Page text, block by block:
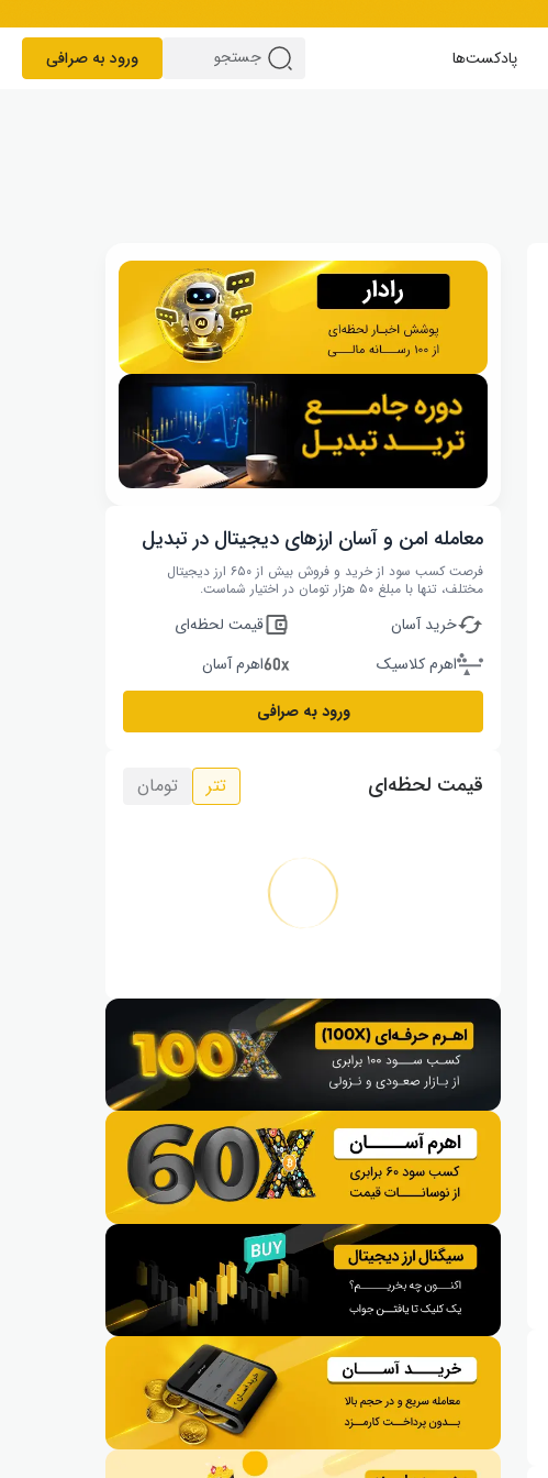
پادکست‌ها ورود به صرافی
معامله امن و آسان ارزهای دیجیتال در تبدیل
فرصت کسب سود از خرید و فروش بیش از ۶۵۰ ارز دیجیتال
مختلف، تنها با مبلغ ۵۰ هزار تومان در اختیار شماست.
خرید آسان
قیمت لحظه‌ای
اهرم کلاسیک
اهرم آسان
ورود به صرافی
قیمت لحظه‌ای تتر تومان